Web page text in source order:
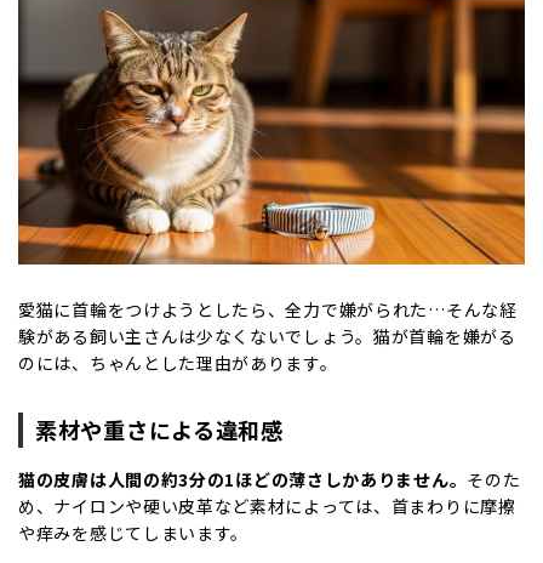
愛猫に首輪をつけようとしたら、全力で嫌がられた…そんな経
験がある飼い主さんは少なくないでしょう。猫が首輪を嫌がる
のには、ちゃんとした理由があります。
素材や重さによる違和感
猫の皮膚は人間の約3分の1ほどの薄さしかありません。 そのた
め、ナイロンや硬い皮革など素材によっては、首まわりに摩擦
や痒みを感じてしまいます。